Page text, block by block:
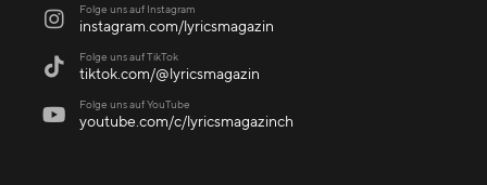
 Folge uns auf Instagram
instagram.com/lyricsmagazin
 Folge uns auf TikTok
tiktok.com/@lyricsmagazin
 Folge uns auf YouTube
youtube.com/c/lyricsmagazinch